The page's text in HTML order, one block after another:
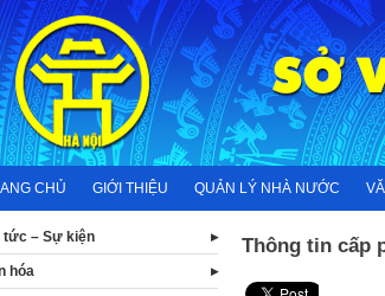
CHỦ GIỚI THIỆU QUẢN LÝ NHÀ NƯỚC
Thông tin cấp
tức – Sự kiện
hóa